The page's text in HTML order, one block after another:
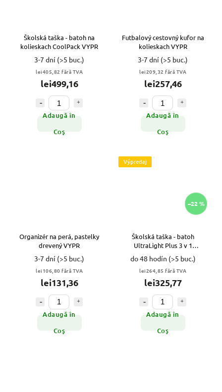
Školská taška - batoh na
kolieskach CoolPack VYPR
3-7 dní (>5 buc.)
lei405,82 fără TVA
lei499,16
Adaugă în
Coş
Futbalový cestovný kufor na
kolieskach VYPR
3-7 dní (>5 buc.)
lei209,32 fără TVA
lei257,46
Adaugă în
Coş
Organizér na perá, pastelky
drevený VYPR
3-7 dní (>5 buc.)
lei106,80 fără TVA
lei131,36
Adaugă în
Coş
Výpredaj
–22 %
Školská taška - batoh
UltraLight Plus 3 v 1
VIACFAREBNÁ VYPR
do 48 hodín (>5 buc.)
lei264,85 fără TVA
lei325,77
Adaugă în
Coş